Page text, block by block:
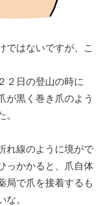
ではないですが、こ
２日の登山の時に
が黒く巻き爪のよう
。
れ線のように境がで
っかかると、爪自体
局で爪を接着するも
な。